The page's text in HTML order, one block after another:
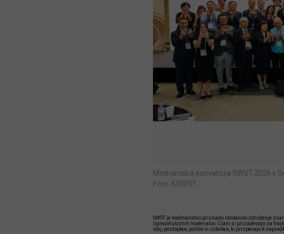
Mednarodna konvencija SWST 2026 v
Foto: KSWST
SWST je mednarodno priznano strokovno združenje
lignoceluloznih materialov. Člani si prizadevajo za
idej, postopkov, politik in izdelkov, ki prispevajo k